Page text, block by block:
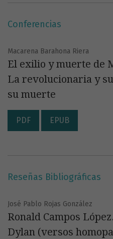
Conferencias
Macarena Barahona Riera
El exilio y muerte de
La revolucionaria y
su muerte
PDF EPUB
Reseñas Bibliográficas
José Pablo Rojas González
Ronald Campos
Dylan (versos